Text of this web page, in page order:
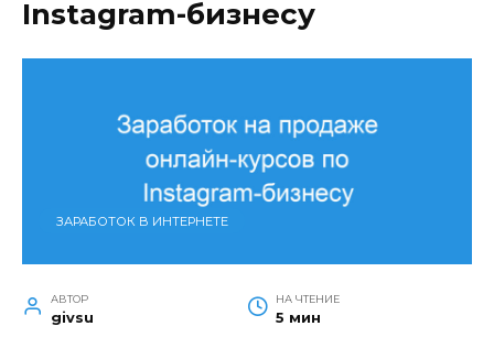
Instagram-бизнесу
ЗАРАБОТОК В ИНТЕРНЕТЕ
АВТОР
givsu
НА ЧТЕНИЕ
5 мин